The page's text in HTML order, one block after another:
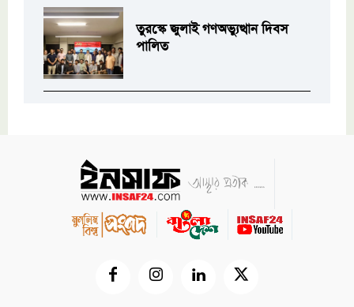
তুরস্কে জুলাই গণঅভ্যুত্থান দিবস
পালিত